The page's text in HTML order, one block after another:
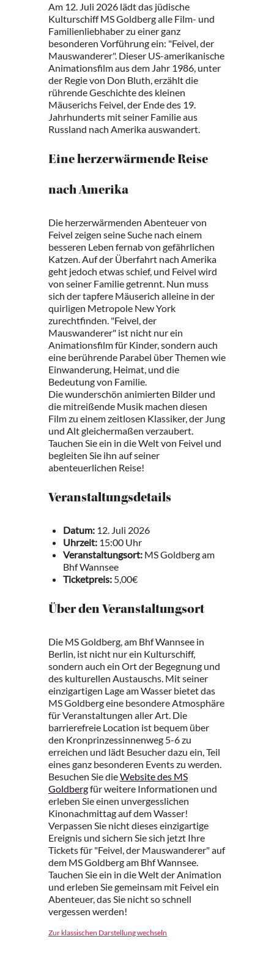
Am 12. Juli 2026 lädt das jüdische
Kulturschiff MS Goldberg alle Film- und
Familienliebhaber zu einer ganz
besonderen Vorführung ein: "Feivel, der
Mauswanderer". Dieser US-amerikanische
Animationsfilm aus dem Jahr 1986, unter
der Regie von Don Bluth, erzählt die
rührende Geschichte des kleinen
Mäuserichs Feivel, der Ende des 19.
Jahrhunderts mit seiner Familie aus
Russland nach Amerika auswandert.
Eine herzerwärmende Reise
nach Amerika
Die herzerwärmenden Abenteuer von
Feivel zeigen seine Suche nach einem
besseren Leben fernab von gefährlichen
Katzen. Auf der Überfahrt nach Amerika
geht jedoch etwas schief, und Feivel wird
von seiner Familie getrennt. Nun muss
sich der tapfere Mäuserich alleine in der
quirligen Metropole New York
zurechtfinden. "Feivel, der
Mauswanderer" ist nicht nur ein
Animationsfilm für Kinder, sondern auch
eine berührende Parabel über Themen wie
Einwanderung, Heimat, und die
Bedeutung von Familie.
Die wunderschön animierten Bilder und
die mitreißende Musik machen diesen
Film zu einem zeitlosen Klassiker, der Jung
und Alt gleichermaßen verzaubert.
Tauchen Sie ein in die Welt von Feivel und
begleiten Sie ihn auf seiner
abenteuerlichen Reise!
Veranstaltungsdetails
Datum: 12. Juli 2026
Uhrzeit: 15:00 Uhr
Veranstaltungsort: MS Goldberg am
Bhf Wannsee
Ticketpreis: 5,00€
Über den Veranstaltungsort
Die MS Goldberg, am Bhf Wannsee in
Berlin, ist nicht nur ein Kulturschiff,
sondern auch ein Ort der Begegnung und
des kulturellen Austauschs. Mit seiner
einzigartigen Lage am Wasser bietet das
MS Goldberg eine besondere Atmosphäre
für Veranstaltungen aller Art. Die
barrierefreie Location ist bequem über
den Kronprinzessinnenweg 5-6 zu
erreichen und lädt Besucher dazu ein, Teil
eines ganz besonderen Events zu werden.
Besuchen Sie dieWebsite des MS
Goldbergfür weitere Informationen und
erleben Sie einen unvergesslichen
Kinonachmittag auf dem Wasser!
Verpassen Sie nicht dieses einzigartige
Ereignis und sichern Sie sich jetzt Ihre
Tickets für "Feivel, der Mauswanderer" auf
dem MS Goldberg am Bhf Wannsee.
Tauchen Sie ein in die Welt der Animation
und erleben Sie gemeinsam mit Feivel ein
Abenteuer, das Sie nicht so schnell
vergessen werden!
Zur klassischen Darstellung wechseln